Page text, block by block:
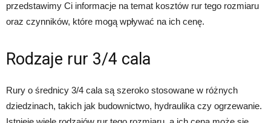
przedstawimy Ci informacje na temat kosztów rur tego rozmiaru
oraz czynników, które mogą wpływać na ich cenę.
Rodzaje rur 3/4 cala
Rury o średnicy 3/4 cala są szeroko stosowane w różnych
dziedzinach, takich jak budownictwo, hydraulika czy ogrzewanie.